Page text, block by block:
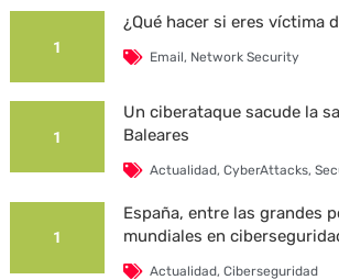
1
¿Qué hacer si eres víctima
Email, Network Security
1
Un ciberataque sacude la
Baleares
Actualidad,CyberAttacks,
1
España, entre las grandes
mundiales en
Actualidad,Ciberseguridad